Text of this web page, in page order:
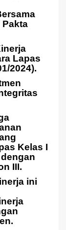
Pakta
Lapas
2024).
Kelas I
III.
ini